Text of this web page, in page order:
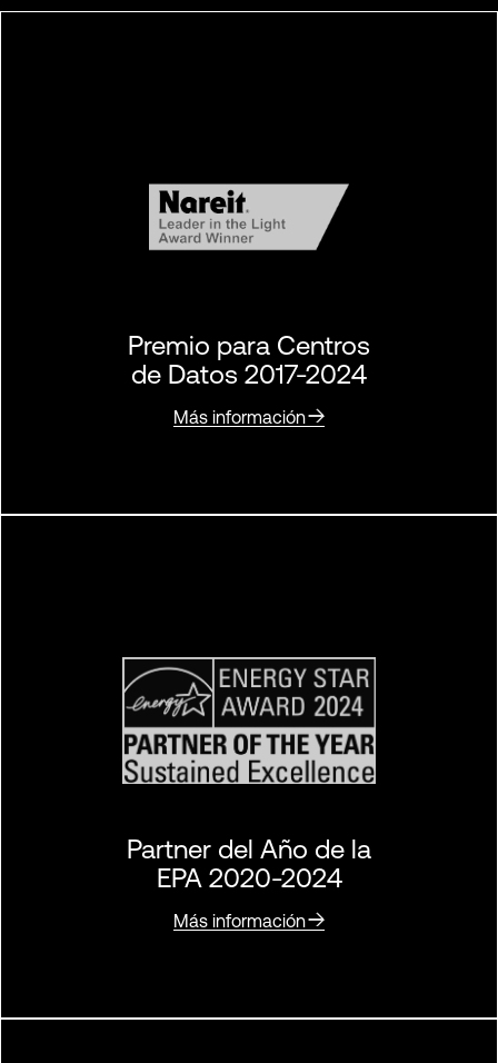
Premio para Centros
de Datos 2017-2024
Más información
Partner del Año de la
EPA 2020-2024
Más información